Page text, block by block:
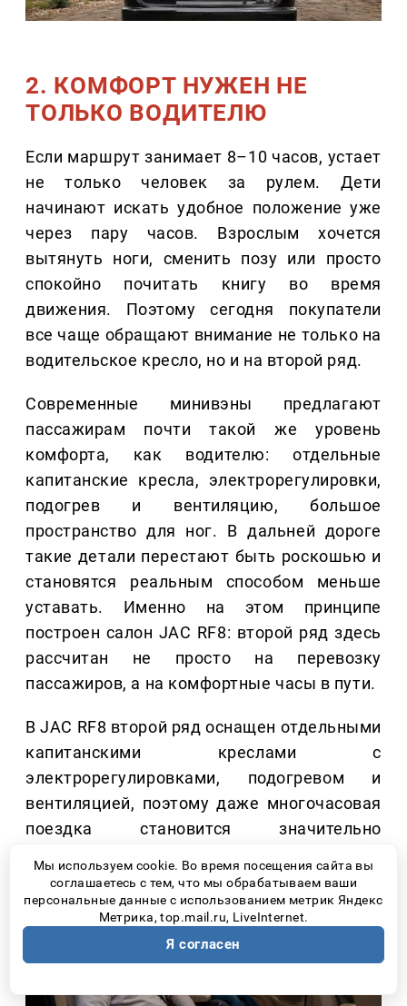
2. КОМФОРТ НУЖЕН НЕ
ТОЛЬКО ВОДИТЕЛЮ
Если маршрут занимает 8–10 часов, устает
не только человек за рулем. Дети
начинают искать удобное положение уже
через пару часов. Взрослым хочется
вытянуть ноги, сменить позу или просто
спокойно почитать книгу во время
движения. Поэтому сегодня покупатели
все чаще обращают внимание не только на
водительское кресло, но и на второй ряд.
Современные минивэны предлагают
пассажирам почти такой же уровень
комфорта, как водителю: отдельные
капитанские кресла, электрорегулировки,
подогрев и вентиляцию, большое
пространство для ног. В дальней дороге
такие детали перестают быть роскошью и
становятся реальным способом меньше
уставать. Именно на этом принципе
построен салон JAC RF8: второй ряд здесь
рассчитан не просто на перевозку
пассажиров, а на комфортные часы в пути.
В JAC RF8 второй ряд оснащен отдельными
капитанскими креслами с
электрорегулировками, подогревом и
вентиляцией, поэтому даже многочасовая
поездка становится значительно
Мы используем cookie. Во время посещения сайта вы
соглашаетесь с тем, что мы обрабатываем ваши
персональные данные с использованием метрик Яндекс
Метрика, top.mail.ru, LiveInternet.
Я согласен